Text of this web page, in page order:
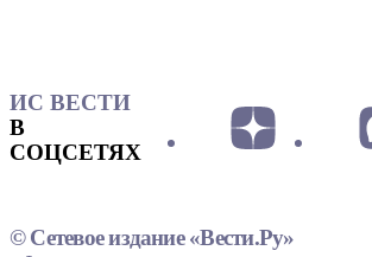
ИС ВЕСТИ
В
СОЦСЕТЯХ
© Сетевое издание «Вести.Ру»